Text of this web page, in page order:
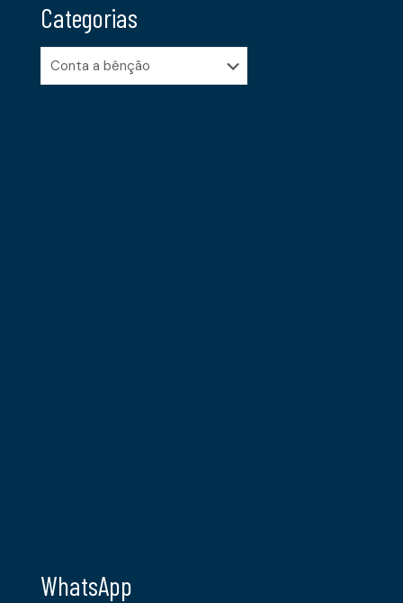
Categorias
Categorias
WhatsApp